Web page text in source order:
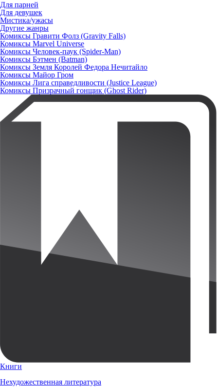
Для парней
Для девушек
Мистика/ужасы
Другие жанры
Комиксы Гравити Фолз (Gravity Falls)
Комиксы Marvel Universe
Комиксы Человек-паук (Spider-Man)
Комиксы Бэтмен (Batman)
Комиксы Земля Королей Федора Нечитайло
Комиксы Майор Гром
Комиксы Лига справедливости (Justice League)
Комиксы Призрачный гонщик (Ghost Rider)
Книги
Нехудожественная литература